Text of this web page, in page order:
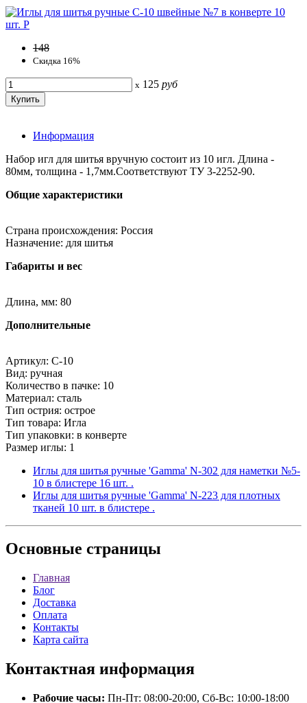
148
Скидка 16%
x 125 руб
Информация
Набор игл для шитья вручную состоит из 10 игл. Длина -
80мм, толщина - 1,7мм.Соответствуют ТУ 3-2252-90.
Общие характеристики
Страна происхождения: Россия
Назначение: для шитья
Габариты и вес
Длина, мм: 80
Дополнительные
Артикул: С-10
Вид: ручная
Количество в пачке: 10
Материал: сталь
Тип острия: острое
Тип товара: Игла
Тип упаковки: в конверте
Размер иглы: 1
Иглы для шитья ручные 'Gamma' N-302 для наметки №5-
10 в блистере 16 шт. .
Иглы для шитья ручные 'Gamma' N-223 для плотных
тканей 10 шт. в блистере .
Основные страницы
Главная
Блог
Доставка
Оплата
Контакты
Карта сайта
Контактная информация
Рабочие часы: Пн-Пт: 08:00-20:00, Сб-Вс: 10:00-18:00